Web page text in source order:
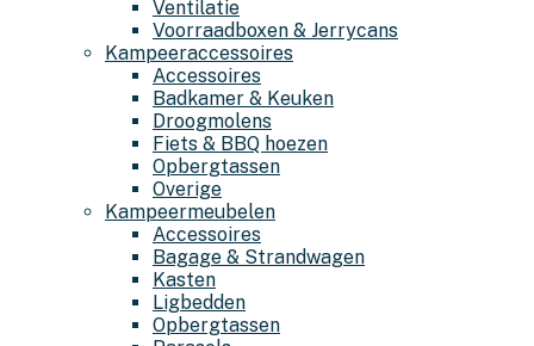
Ventilatie
Voorraadboxen & Jerrycans
Kampeeraccessoires
Accessoires
Badkamer & Keuken
Droogmolens
Fiets & BBQ hoezen
Opbergtassen
Overige
Kampeermeubelen
Accessoires
Bagage & Strandwagen
Kasten
Ligbedden
Opbergtassen